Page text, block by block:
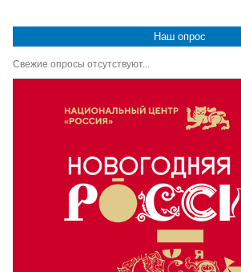
Наш опрос
Свежие опросы отсутствуют...